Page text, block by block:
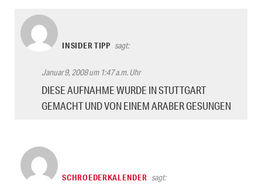
INSIDER TIPP sagt:
Januar 9, 2008 um 1:47 a.m. Uhr
DIESE AUFNAHME WURDE IN STUTTGART
GEMACHT UND VON EINEM ARABER GESUNGEN
SCHROEDERKALENDER sagt: